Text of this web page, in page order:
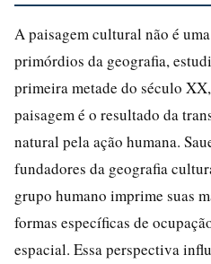
A paisagem cultural não é
primórdios da geografia,
primeira metade do século
paisagem é o resultado da
natural pela ação humana.
fundadores da geografia
grupo humano imprime suas
formas específicas de
espacial. Essa perspectiva